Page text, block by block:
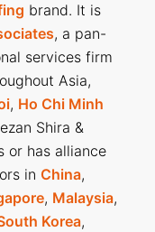
brand. It is
, a pan-
services firm
Asia,
, Ho Chi Minh
Shira &
or has alliance
in China,
, Malaysia,
Korea,